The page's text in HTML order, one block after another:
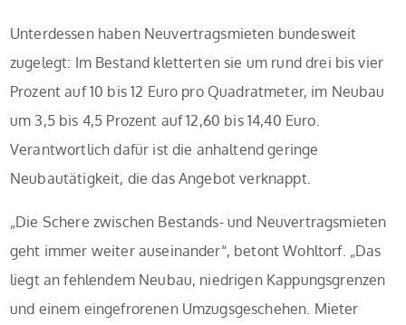
Unterdessen haben Neuvertragsmieten bundesweit
zugelegt: Im Bestand kletterten sie um rund drei bis vier
Prozent auf 10 bis 12 Euro pro Quadratmeter, im Neubau
um 3,5 bis 4,5 Prozent auf 12,60 bis 14,40 Euro.
Verantwortlich dafür ist die anhaltend geringe
Neubautätigkeit, die das Angebot verknappt.
„Die Schere zwischen Bestands- und Neuvertragsmieten
geht immer weiter auseinander“, betont Wohltorf. „Das
liegt an fehlendem Neubau, niedrigen Kappungsgrenzen
und einem eingefrorenen Umzugsgeschehen. Mieter